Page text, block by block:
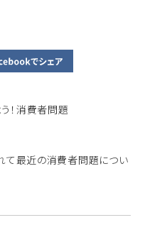
て最近の消費者問題につい